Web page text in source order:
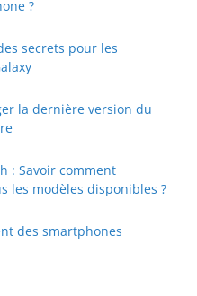
?
secrets pour les
la dernière version du
: Savoir comment
les modèles disponibles ?
des smartphones